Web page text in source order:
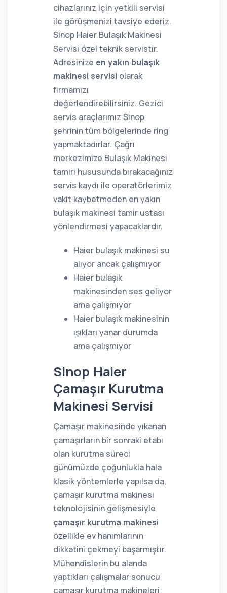
cihazlarınız için yetkili servisi
ile görüşmenizi tavsiye ederiz.
Sinop Haier Bulaşık Makinesi
Servisi özel teknik servistir.
Adresinize en yakın bulaşık
makinesi servisi olarak
firmamızı
değerlendirebilirsiniz. Gezici
servis araçlarımız Sinop
şehrinin tüm bölgelerinde ring
yapmaktadırlar. Çağrı
merkezimize Bulaşık Makinesi
tamiri hususunda bırakacağınız
servis kaydı ile operatörlerimiz
vakit kaybetmeden en yakın
bulaşık makinesi tamir ustası
yönlendirmesi yapacaklardır.
Haier bulaşık makinesi su
alıyor ancak çalışmıyor
Haier bulaşık
makinesinden ses geliyor
ama çalışmıyor
Haier bulaşık makinesinin
ışıkları yanar durumda
ama çalışmıyor
Sinop Haier
Çamaşır Kurutma
Makinesi Servisi
Çamaşır makinesinde yıkanan
çamaşırların bir sonraki etabı
olan kurutma süreci
günümüzde çoğunlukla hala
klasik yöntemlerle yapılsa da,
çamaşır kurutma makinesi
teknolojisinin gelişmesiyle
çamaşır kurutma makinesi
özellikle ev hanımlarının
dikkatini çekmeyi başarmıştır.
Mühendislerin bu alanda
yaptıkları çalışmalar sonucu
çamaşır kurutma makineleri;